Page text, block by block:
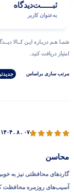
ثبـــــت‌دیدگاه
به‌عنوان کاربر
امتیاز دریافت کنید.
مرتب‌ سازی‌ بر‌اساس
۱۴۰۴ . ۸ . ۰۷
محاسن
گاردهای محافظتی نیز به
آسیب‌های روزمره محافظت